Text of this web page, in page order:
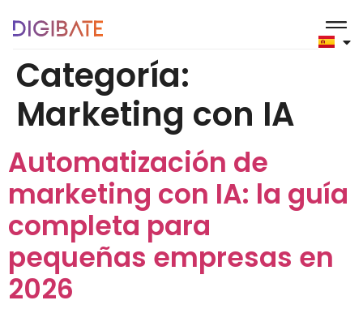
Categoría:
Marketing con IA
Automatización de
marketing con IA: la guía
completa para
pequeñas empresas en
2026